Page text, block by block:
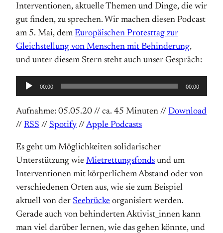
Interventionen, aktuelle Themen und Dinge, die wir
gut finden, zu sprechen. Wir machen diesen Podcast
am 5. Mai, dem Europäischen Protesttag zur
Gleichstellung von Menschen mit Behinderung,
und unter diesem Stern steht auch unser Gespräch:
Audio-
Player
00:00 00:00
Aufnahme: 05.05.20 // ca. 45 Minuten // Download
// RSS // Spotify // Apple Podcasts
Es geht um Möglichkeiten solidarischer
Unterstützung wie Mietrettungsfonds und um
Interventionen mit körperlichem Abstand oder von
verschiedenen Orten aus, wie sie zum Beispiel
aktuell von der Seebrücke organisiert werden.
Gerade auch von behinderten Aktivist_innen kann
man viel darüber lernen, wie das gehen könnte, und